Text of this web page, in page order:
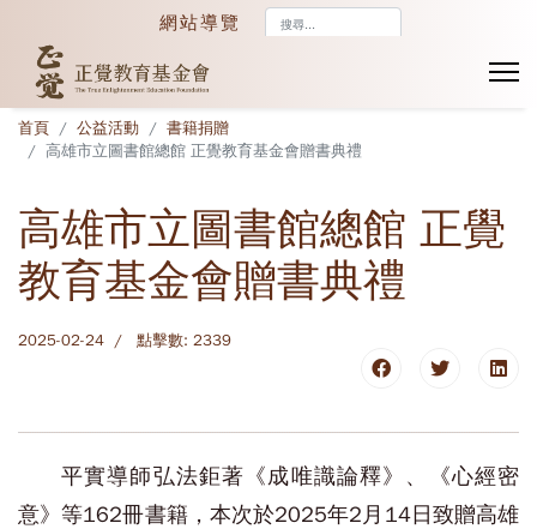
網站導覽
首頁 公益活動
書籍捐贈
高雄市立圖書館總館 正覺教育基金會贈書典禮
高雄市立圖書館總館 正覺
教育基金會贈書典禮
2025-02-24 點擊數: 2339
平實導師弘法鉅著《成唯識論釋》、《心經密
意》等162冊書籍，本次於2025年2月14日致贈高雄